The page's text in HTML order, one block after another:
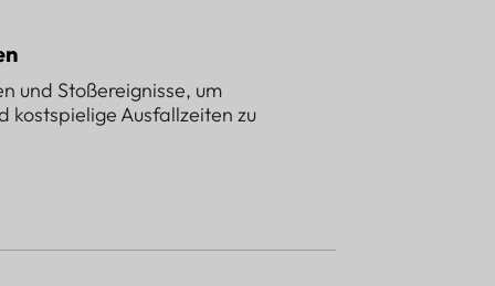
und Stoßereignisse, um
kostspielige Ausfallzeiten zu